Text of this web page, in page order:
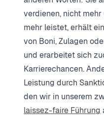
verdienen, nicht
mehr leistet, erhält
von Boni, Zulagen
und erarbeitet sich
Karrierechancen.
Leistung durch
den wir in unserem
laissez-faire Führung